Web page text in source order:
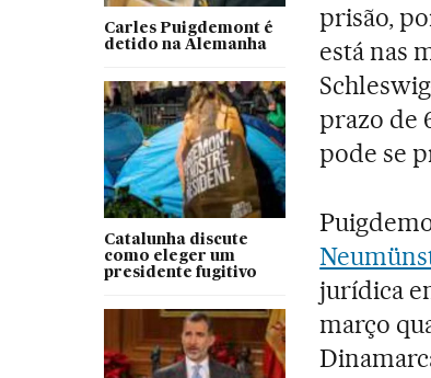
Carles Puigdemont é
detido na Alemanha
Catalunha discute
como eleger um
presidente fugitivo
prisão,
está nas
prazo de
pode se
jurídica
março